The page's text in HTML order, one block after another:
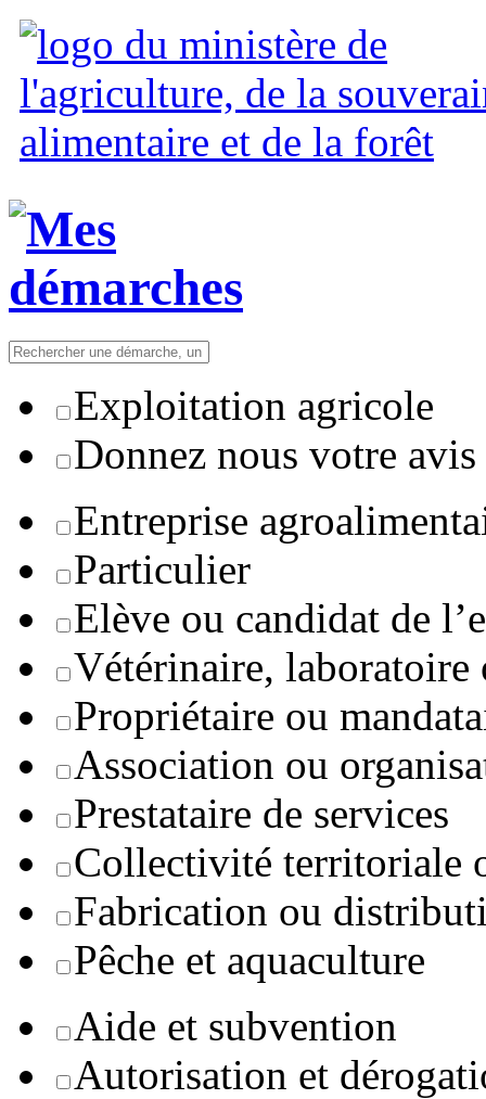
Exploitation agricole
Donnez nous votre avis
Entreprise
Particulier
Elève ou candidat de
Vétérinaire, laboratoire
Propriétaire ou
Association ou
Prestataire de services
Collectivité territoriale
Fabrication ou
Pêche et aquaculture
Aide et subvention
Autorisation et